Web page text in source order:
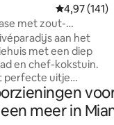
4,97 (141)
met zout-
op het meer
aan het
met een diep
en chef-kokstuin.
perfecte uitje
die op zoek
privacy en natuur.
maaltijd koken,
meer in